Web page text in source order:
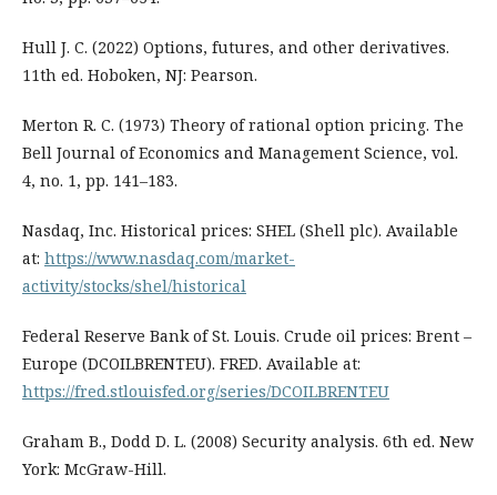
Hull J. C. (2022) Options, futures, and other derivatives.
11th ed. Hoboken, NJ: Pearson.
Merton R. C. (1973) Theory of rational option pricing. The
Bell Journal of Economics and Management Science, vol.
4, no. 1, pp. 141–183.
Nasdaq, Inc. Historical prices: SHEL (Shell plc). Available
at: https://www.nasdaq.com/market-
activity/stocks/shel/historical
Federal Reserve Bank of St. Louis. Crude oil prices: Brent –
Europe (DCOILBRENTEU). FRED. Available at:
https://fred.stlouisfed.org/series/DCOILBRENTEU
Graham B., Dodd D. L. (2008) Security analysis. 6th ed. New
York: McGraw-Hill.